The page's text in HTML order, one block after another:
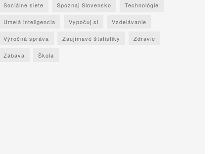
Sociálne siete Spoznaj Slovensko Technológie
Umelá inteligencia Vypočuj si Vzdelávanie
Výročná správa Zaujímavé štatistiky Zdravie
Zábava Škola